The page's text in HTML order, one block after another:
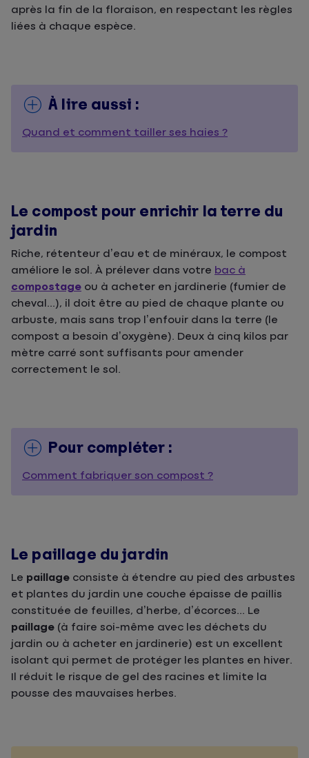
après la fin de la floraison, en respectant les règles
liées à chaque espèce.
À lire aussi :
Quand et comment tailler ses haies ?
Le compost pour enrichir la terre du
jardin
Riche, rétenteur d’eau et de minéraux, le compost
améliore le sol. À prélever dans votre bac à
compostage ou à acheter en jardinerie (fumier de
cheval...), il doit être au pied de chaque plante ou
arbuste, mais sans trop l’enfouir dans la terre (le
compost a besoin d’oxygène). Deux à cinq kilos par
mètre carré sont suffisants pour amender
correctement le sol.
Pour compléter :
Comment fabriquer son compost ?
Le paillage du jardin
Le paillage consiste à étendre au pied des arbustes
et plantes du jardin une couche épaisse de paillis
constituée de feuilles, d’herbe, d’écorces... Le
paillage (à faire soi-même avec les déchets du
jardin ou à acheter en jardinerie) est un excellent
isolant qui permet de protéger les plantes en hiver.
Il réduit le risque de gel des racines et limite la
pousse des mauvaises herbes.